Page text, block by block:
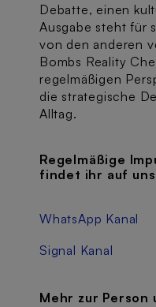
Debatte, einen
Ausgabe steht für
von den anderen
Bombs Reality
regelmäßigen
die strategische
Alltag.
Regelmäßige
findet ihr auf
WhatsApp Kanal
Signal Kanal
Mehr zur Person